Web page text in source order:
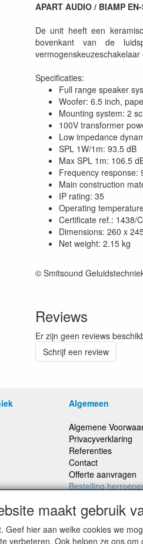
APART AUDIO / BIAMP
De unit heeft een
bovenkant van de
Specificaties:
Full range speaker
Woofer: 6.5 inch,
Mounting system: 2
100V transformer
Low impedance
SPL 1W/1m: 93.5 dB
Max SPL 1m: 106.5
Frequency response:
Main construction
IP rating: 35
Operating
Certificate ref.: 1438/
Dimensions: 260 x
Net weight: 2.15 kg
© Smitsound
Reviews
Er zijn geen reviews
Schrijf een review
Algemeen
Algemene
Privacyverklaring
Referenties
Contact
Offerte aanvragen
Bestelling
ongeacht gewicht,
maakt gebruik
Geef hier aan welke cookies we
verbeteren. Ook helpen ze ons